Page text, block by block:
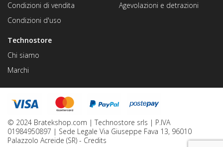
Technostore
Chi siamo
Marchi
Agevolazioni e detrazioni
Condizioni di vendita
Condizioni d'uso
© 2024 Bratekshop.com | Technostore srls | P.IVA
01984950897 | Sede Legale Via Giuseppe Fava 13, 96010
Palazzolo Acreide (SR) - Credits